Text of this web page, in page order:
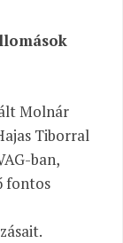
Molnár
Tiborral
ban,
fontos